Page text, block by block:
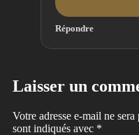
Répondre
Laisser un
Votre adresse e-mail ne sera
sont indiqués avec *